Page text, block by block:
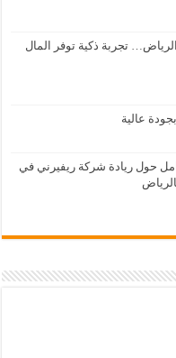
تجربة ذكية توفر المال
عالية
حول ريادة شركة ريفيرني في